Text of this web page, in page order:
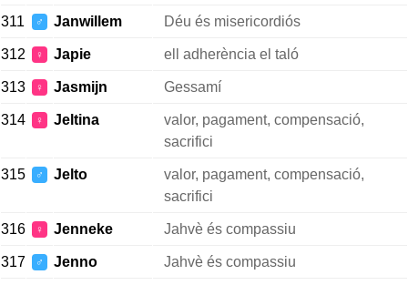
311 ♂ Janwillem Déu és misericordiós
312 ♀ Japie ell adherència el taló
313 ♀ Jasmijn Gessamí
314 ♀ Jeltina
valor, pagament, compensació,
sacrifici
315 ♂ Jelto
valor, pagament, compensació,
sacrifici
316 ♀ Jenneke Jahvè és compassiu
317 ♂ Jenno Jahvè és compassiu